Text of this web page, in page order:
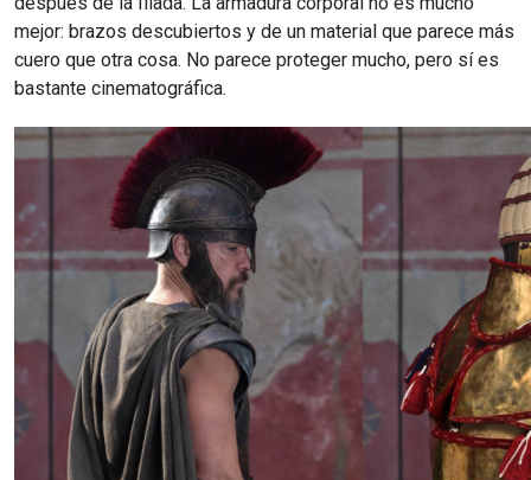
mejor: brazos descubiertos y de un material que parece más
cuero que otra cosa. No parece proteger mucho, pero sí es
bastante cinematográfica.